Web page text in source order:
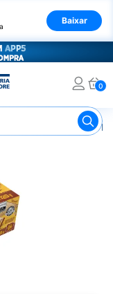
Baixar
0
Paçoca